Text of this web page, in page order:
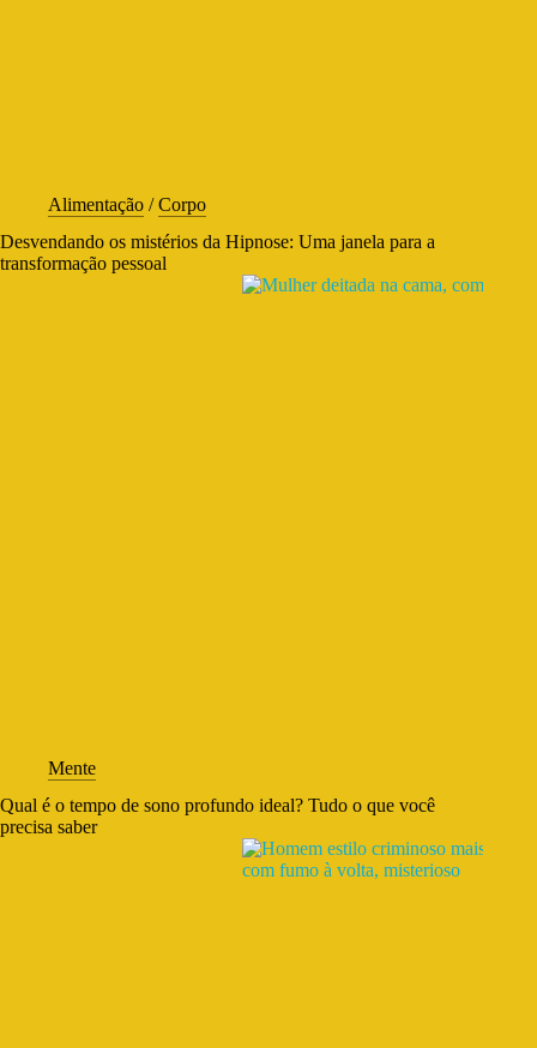
Alimentação /Corpo
Desvendando os mistérios da Hipnose: Uma janela para a
transformação pessoal
Mente
Qual é o tempo de sono profundo ideal? Tudo o que você
precisa saber